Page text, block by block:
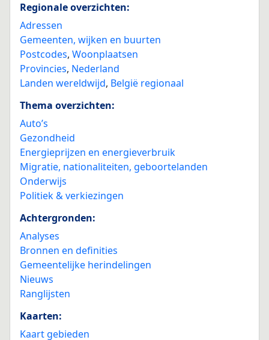
Regionale overzichten:
Adressen
Gemeenten, wijken en buurten
Postcodes, Woonplaatsen
Provincies, Nederland
Landen wereldwijd, België regionaal
Thema overzichten:
Auto’s
Gezondheid
Energieprijzen en energieverbruik
Migratie, nationaliteiten, geboortelanden
Onderwijs
Politiek & verkiezingen
Achtergronden:
Analyses
Bronnen en definities
Gemeentelijke herindelingen
Nieuws
Ranglijsten
Kaarten:
Kaart gebieden